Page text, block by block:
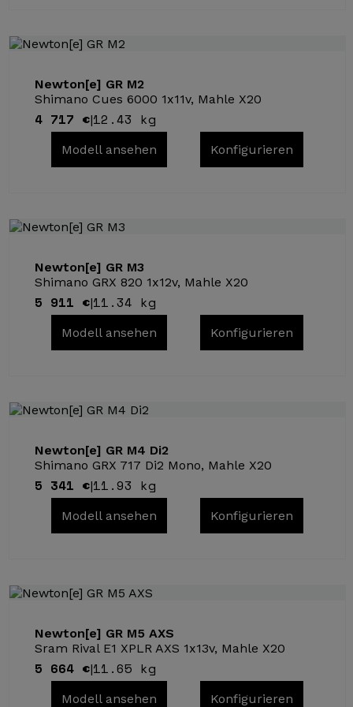
Newton[e] GR M2
Shimano Cues 6000 1x11v, Mahle X20
4 717 €|12.43 kg
Modell ansehen Konfigurieren
Newton[e] GR M3
Shimano GRX 820 1x12v, Mahle X20
5 911 €|11.34 kg
Modell ansehen Konfigurieren
Newton[e] GR M4 Di2
Shimano GRX 717 Di2 Mono, Mahle X20
5 341 €|11.93 kg
Modell ansehen Konfigurieren
Newton[e] GR M5 AXS
Sram Rival E1 XPLR AXS 1x13v, Mahle X20
5 664 €|11.65 kg
Modell ansehen Konfigurieren